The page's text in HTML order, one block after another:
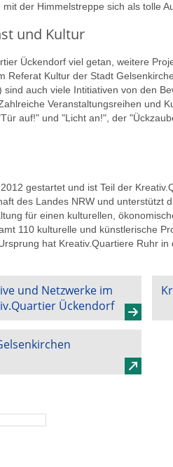
der Himmelstreppe sich als tolle
und Kultur
Ückendorf viel getan, weitere
Referat Kultur der Stadt
auch viele Intitiativen von den
Veranstaltungsreihen und
auf!" und "Licht an!", der
gestartet und ist Teil der
des Landes NRW und unterstützt
für einen kulturellen,
110 kulturelle und künstlerische
hat Kreativ.Quartiere Ruhr
und Netzwerke im
Ückendorf